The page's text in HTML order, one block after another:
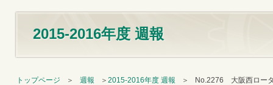
2015-2016年度 週報
トップページ ＞ 週報 ＞ 2015-2016年度 週報 ＞ No.2276 大阪西ロー